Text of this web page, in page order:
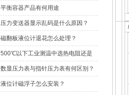
别？
平衡容器产品有何用途
压力变送器显示乱码是什么原因？
磁翻板液位计退花怎么处理？
500℃以下工业测温中选热电阻还是
双金属温度计？
数显压力表与指针压力表有何区别？
液位计磁浮子怎么安装？